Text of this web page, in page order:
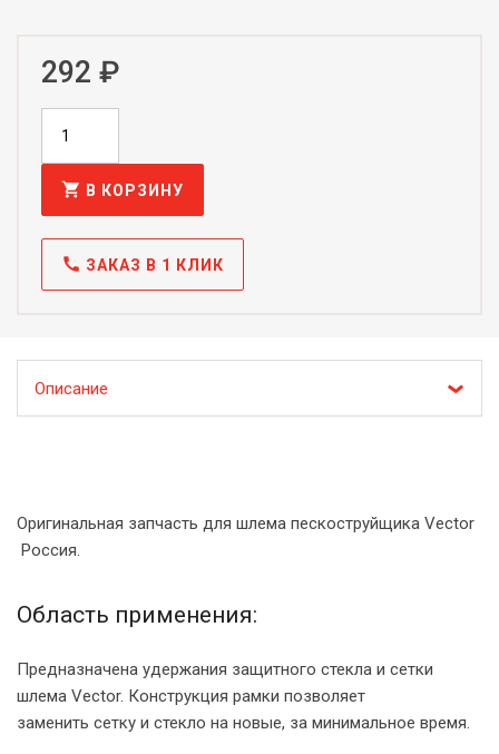
292 ₽
shopping_cart В КОРЗИНУ
call ЗАКАЗ В 1 КЛИК
Описание
Оригинальная запчасть для шлема пескоструйщика Vector
Россия.
Область применения:
Предназначена удержания защитного стекла и сетки
шлема Vector. Конструкция рамки позволяет
заменить сетку и стекло на новые, за минимальное время.